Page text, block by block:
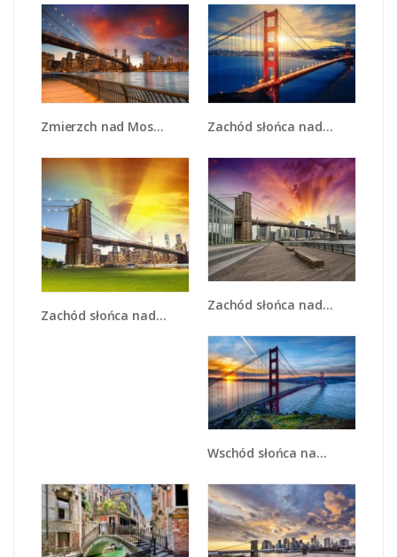
Zmierzch nad Mostem Brooklińskim - AM793 Zachód słońca nad Mostem Golden Gate - AM738
Zachód słońca nad Mostem Brooklińskim - AM534
Zachód słońca nad Mostem Brooklińskim - AM500
Wschód słońca nad mostem Golden Gate - AM539